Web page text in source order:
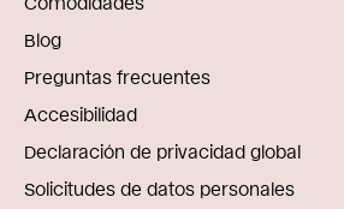
Blog
Preguntas frecuentes
Accesibilidad
Declaración de privacidad global
Solicitudes de datos personales